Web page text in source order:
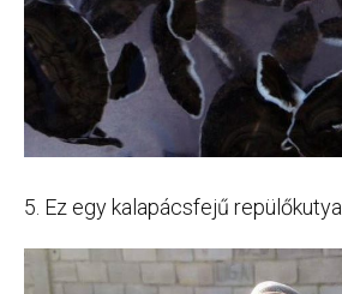
5. Ez egy kalapácsfejű repülőkutya.